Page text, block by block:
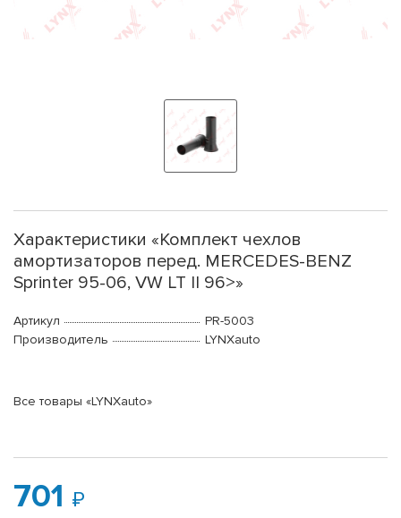
Характеристики «Комплект чехлов
амортизаторов перед. MERCEDES-BENZ
Sprinter 95-06, VW LT II 96>»
Артикул
PR-5003
Производитель
LYNXauto
Все товары «LYNXauto»
701